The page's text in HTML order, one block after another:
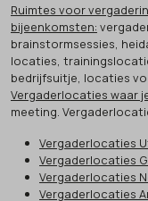
Ruimtes voor
bijeenkomsten:
brainstormsessies,
locaties,
bedrijfsuitje, locaties
Vergaderlocaties waar
meeting.
Vergaderlocaties
Vergaderlocaties
Vergaderlocaties
Vergaderlocaties